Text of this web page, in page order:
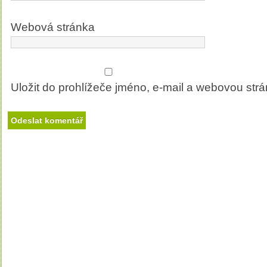
Webová stránka
Uložit do prohlížeče jméno, e-mail a webovou